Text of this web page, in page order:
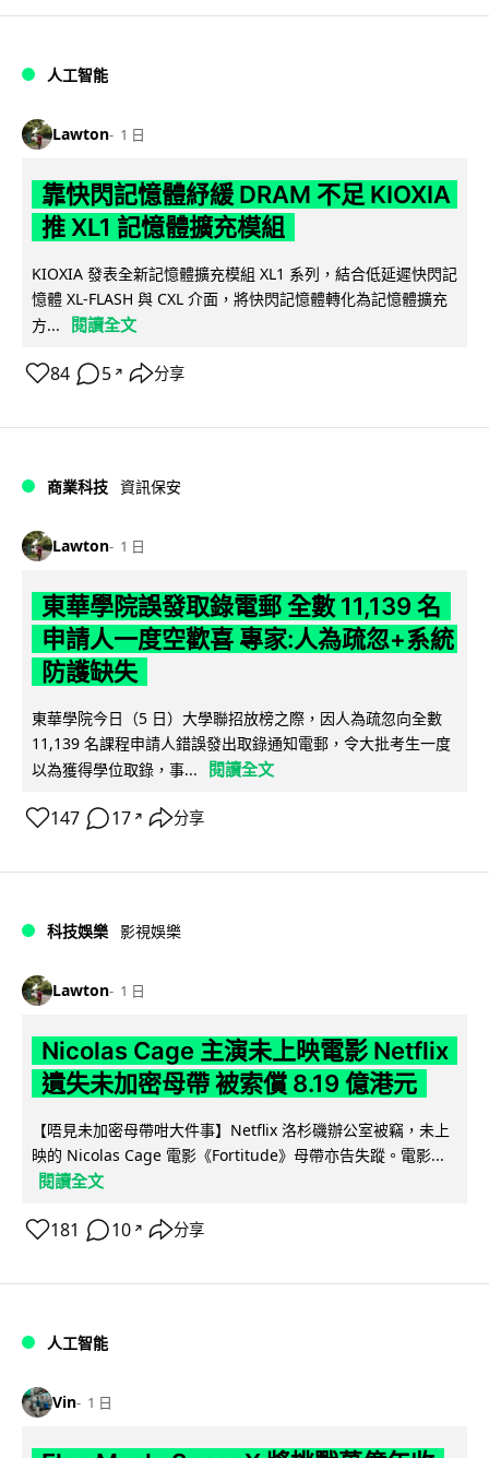
人工智能
Lawton 1 日
靠快閃記憶體紓緩 DRAM 不足 KIOXIA
推 XL1 記憶體擴充模組
KIOXIA 發表全新記憶體擴充模組 XL1 系列，結合低延遲快閃記
憶體 XL-FLASH 與 CXL 介面，將快閃記憶體轉化為記憶體擴充
方...
閱讀全文
84 5 ↗ 分享
商業科技 資訊保安
Lawton 1 日
東華學院誤發取錄電郵 全數 11,139 名
申請人一度空歡喜 專家:人為疏忽+系統
防護缺失
東華學院今日（5 日）大學聯招放榜之際，因人為疏忽向全數
11,139 名課程申請人錯誤發出取錄通知電郵，令大批考生一度
以為獲得學位取錄，事...
閱讀全文
147 17 ↗ 分享
科技娛樂 影視娛樂
Lawton 1 日
Nicolas Cage 主演未上映電影 Netflix
遺失未加密母帶 被索償 8.19 億港元
【唔見未加密母帶咁大件事】Netflix 洛杉磯辦公室被竊，未上
映的 Nicolas Cage 電影《Fortitude》母帶亦告失蹤。電影...
閱讀全文
181 10 ↗ 分享
人工智能
Vin 1 日